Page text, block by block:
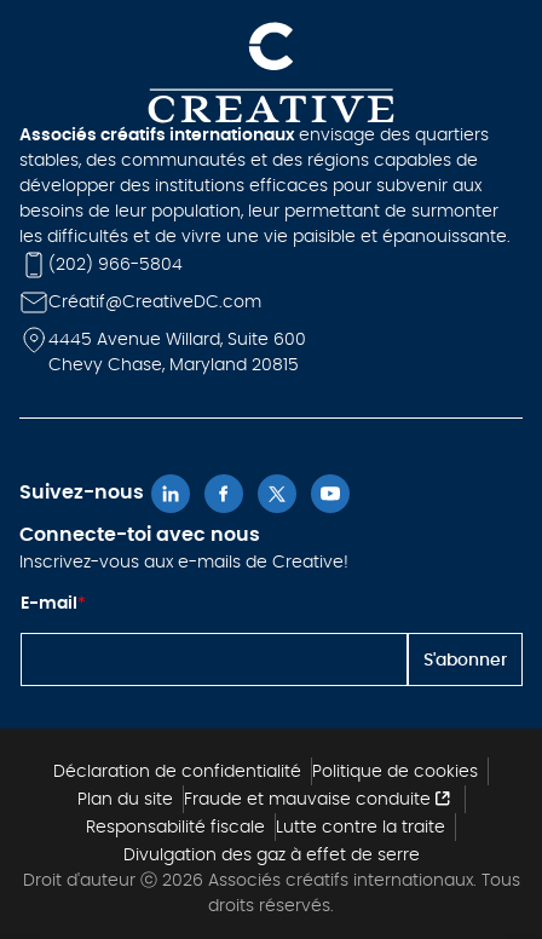
Associés créatifs internationaux envisage des quartiers
stables, des communautés et des régions capables de
développer des institutions efficaces pour subvenir aux
besoins de leur population, leur permettant de surmonter
les difficultés et de vivre une vie paisible et épanouissante.
(202) 966-5804
Créatif@CreativeDC.com
4445 Avenue Willard, Suite 600
Chevy Chase, Maryland 20815
Suivez-nous
Connecte-toi avec nous
Inscrivez-vous aux e-mails de Creative!
m
m
l
E-mail *
S'abonner
Déclaration de confidentialité
Politique de cookies
Plan du site
Fraude et mauvaise conduite
Responsabilité fiscale
Lutte contre la traite
Divulgation des gaz à effet de serre
Droit d'auteur ⓒ 2026 Associés créatifs internationaux. Tous
droits réservés.